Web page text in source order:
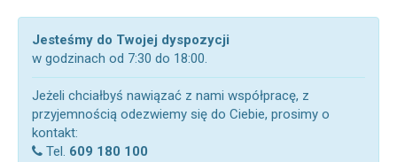
Jesteśmy do Twojej dyspozycji
w godzinach od 7:30 do 18:00.
Jeżeli chciałbyś nawiązać z nami współpracę, z
przyjemnością odezwiemy się do Ciebie, prosimy o
kontakt:
Tel. 609 180 100